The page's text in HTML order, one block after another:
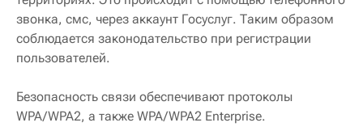
звонка, смс, через аккаунт Госуслуг. Таким образом
соблюдается законодательство при регистрации
пользователей.
Безопасность связи обеспечивают протоколы
WPA/WPA2, а также WPA/WPA2 Enterprise.